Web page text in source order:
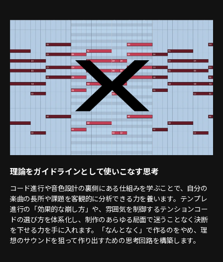
理論をガイドラインとして使いこなす思考
コード進行や音色設計の裏側にある仕組みを学ぶことで、自分の
楽曲の長所や課題を客観的に分析できる力を養います。テンプレ
進行の「効果的な崩し方」や、雰囲気を制御するテンションコー
ドの選び方を体系化し、制作のあらゆる局面で迷うことなく決断
を下せる力を手に入れます。「なんとなく」で作るのをやめ、理
想のサウンドを狙って作り出すための思考回路を構築します。